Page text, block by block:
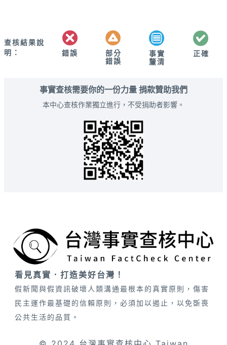
查核結果說
明：
錯誤
部分
錯誤
事實
釐清
正確
事實查核需要你的一份力量 捐款贊助我們
本中心查核作業獨立進行，不受捐助者影響。
看見真實．打造美好台灣！
假新聞與假資訊破壞人類溝通最根本的真實原則，傷害
民主運作最基礎的信賴原則，必須加以遏止，以免斲喪
公共生活的品質。